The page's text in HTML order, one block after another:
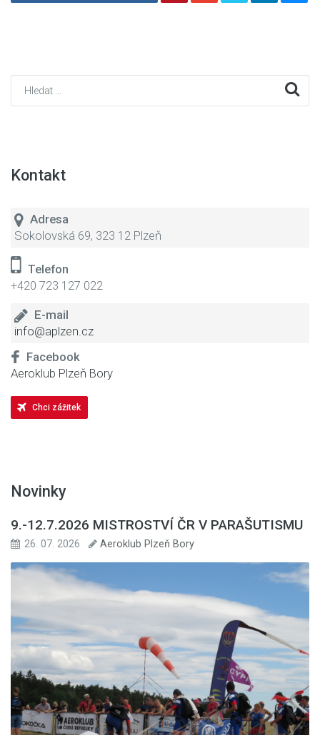
Kontakt
Adresa
Sokolovská 69, 323 12 Plzeň
Telefon
+420 723 127 022
E-mail
info@aplzen.cz
Facebook
Aeroklub Plzeň Bory
Chci zážitek
Novinky
9.-12.7.2026 MISTROSTVÍ ČR V PARAŠUTISMU
26. 07. 2026 Aeroklub Plzeň Bory